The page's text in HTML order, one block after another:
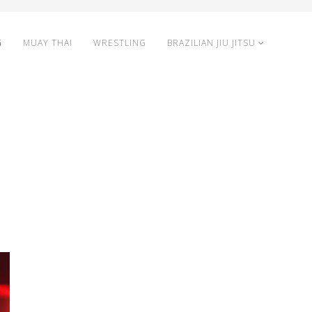
MUAY THAI WRESTLING BRAZILIAN JIU JITSU